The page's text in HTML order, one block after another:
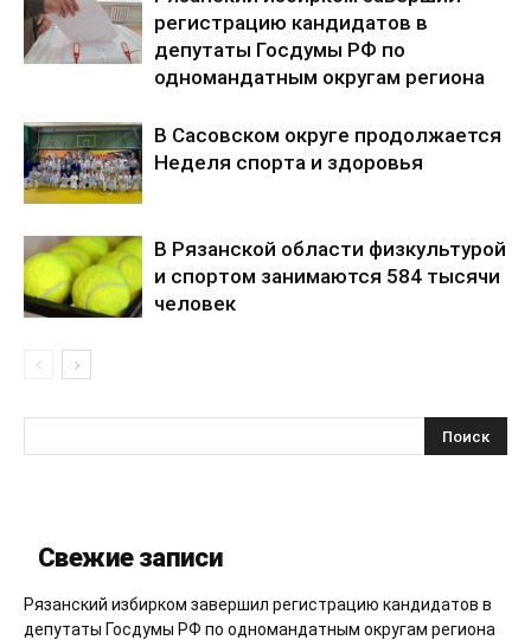
регистрацию кандидатов в
депутаты Госдумы РФ по
одномандатным округам региона
В Сасовском округе продолжается
Неделя спорта и здоровья
В Рязанской области физкультурой
и спортом занимаются 584 тысячи
человек
Свежие записи
Рязанский избирком завершил регистрацию кандидатов в
депутаты Госдумы РФ по одномандатным округам региона